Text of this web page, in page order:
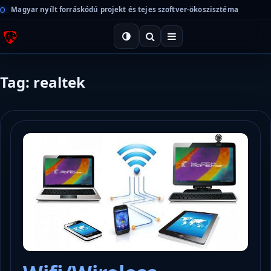
Magyar nyílt forráskódú projekt és tejes szoftver-ökoszisztéma
Tag: realtek